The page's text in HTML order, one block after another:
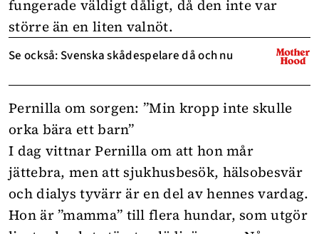
fungerade väldigt dåligt, då den inte var
större än en liten valnöt.
Se också: Svenska skådespelare då och nu
Pernilla om sorgen: ”Min kropp inte skulle
orka bära ett barn”
I dag vittnar Pernilla om att hon mår
jättebra, men att sjukhusbesök, hälsobesvär
och dialys tyvärr är en del av hennes vardag.
Hon är ”mamma” till flera hundar, som utgör